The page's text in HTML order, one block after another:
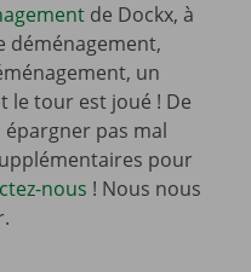
de Dockx, à
déménagement,
un
le tour est joué ! De
pas mal
pour
nous ! Nous nous